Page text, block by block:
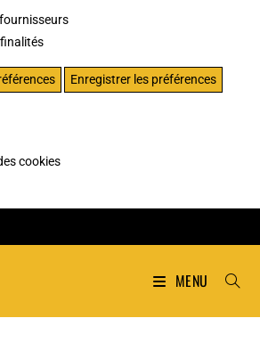
Enregistrer les préférences
cookies
MENU